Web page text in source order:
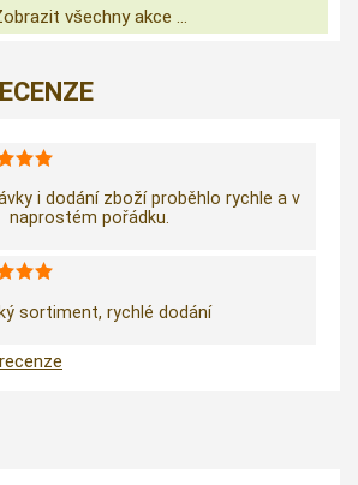
všechny akce ...
i dodání zboží proběhlo rychle a v
naprostém pořádku.
sortiment, rychlé dodání